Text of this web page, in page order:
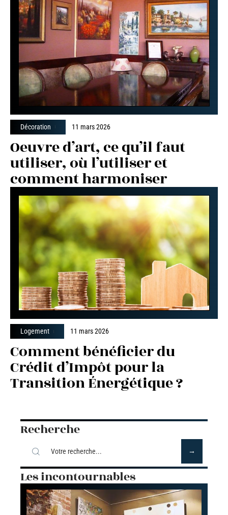
Décoration 11 mars 2026
Oeuvre d’art, ce qu’il faut
utiliser, où l’utiliser et
comment harmoniser
Logement 11 mars 2026
Comment bénéficier du
Crédit d’Impôt pour la
Transition Énergétique ?
Recherche
Les incontournables